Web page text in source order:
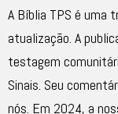
A Bíblia TPS é uma
atualização. A
testagem
Sinais. Seu
nós. Em 2024, a